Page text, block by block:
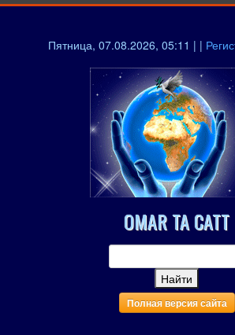
Пятница, 07.08.2026, 05:11 | |
OMAR TA CATT
Полная версия сайта